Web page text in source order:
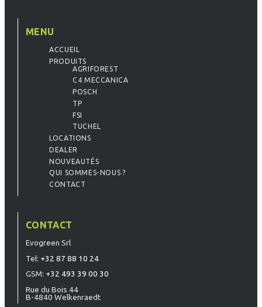
MENU
ACCUEIL
PRODUITS
AGRIFOREST
C4 MECCANICA
POSCH
TP
FSI
TUCHEL
LOCATIONS
DEALER
NOUVEAUTÉS
QUI SOMMES-NOUS ?
CONTACT
CONTACT
Evogreen Srl
Tel: +32 87 88 10 24
GSM: +32 493 39 00 30
Rue du Bois 44
B-4840 Welkenraedt